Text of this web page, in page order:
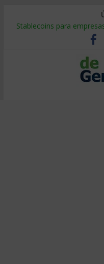
Stablecoins para
Despido silencioso: qué
IA en selección de
Trabajo forzoso en la
Mercado hispano de EE.